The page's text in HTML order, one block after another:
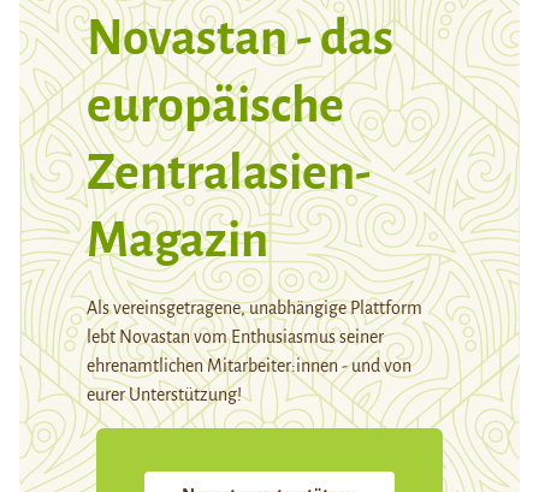
Novastan - das
europäische
Zentralasien-
Magazin
Als vereinsgetragene, unabhängige Plattform
lebt Novastan vom Enthusiasmus seiner
ehrenamtlichen Mitarbeiter:innen - und von
eurer Unterstützung!